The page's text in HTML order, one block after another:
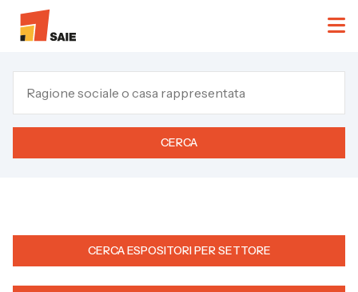
CERCA
CERCA ESPOSITORI PER SETTORE